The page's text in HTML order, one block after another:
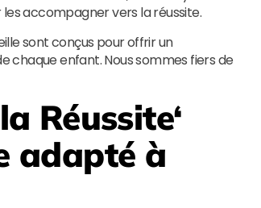
accompagner vers la réussite.
sont conçus pour offrir un
chaque enfant. Nous sommes fiers de
Réussite‘
adapté à